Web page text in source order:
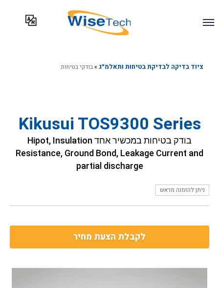
לתוכן
ציוד בדיקה לבדיקת בטיחות ותאלמ״ג »בודקי בטיחות
Kikusui TOS9300 Series
בודק בטיחות במכשיר אחד Hipot, Insulation
Resistance, Ground Bond, Leakage Current and
partial discharge
ניתן להזמנה מראש
לקבלת הצעת מחיר